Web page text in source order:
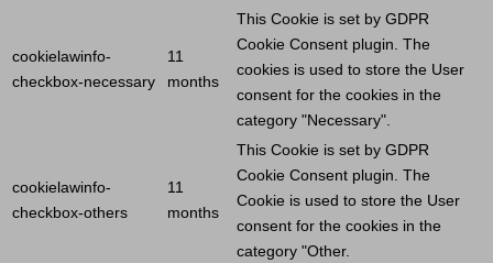
cookielawinfo-
checkbox-necessary
11
months
This Cookie is set by GDPR
Cookie Consent plugin. The
cookies is used to store the User
consent for the cookies in the
category "Necessary".
cookielawinfo-
checkbox-others
11
months
This Cookie is set by GDPR
Cookie Consent plugin. The
Cookie is used to store the User
consent for the cookies in the
category "Other.